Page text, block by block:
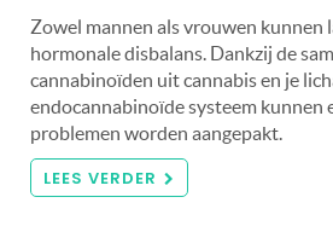
Zowel mannen als vrouwen kunnen
hormonale disbalans. Dankzij de
cannabinoïden uit cannabis en je
endocannabinoïde systeem kunnen
problemen worden aangepakt.
LEES VERDER